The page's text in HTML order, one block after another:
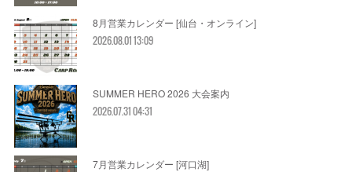
8月営業カレンダー [仙台・オンライン]
2026.08.01 13:09
SUMMER HERO 2026 大会案内
2026.07.31 04:31
7月営業カレンダー [河口湖]